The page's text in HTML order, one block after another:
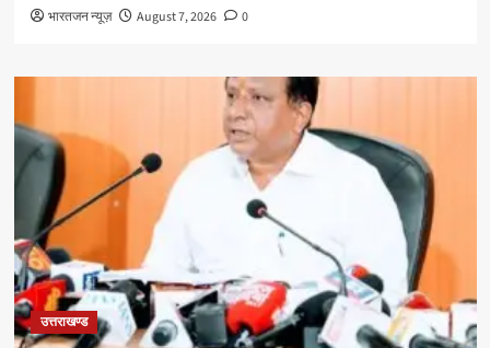
भारतजन न्यूज़ August 7, 2026 0
उत्तराखण्ड